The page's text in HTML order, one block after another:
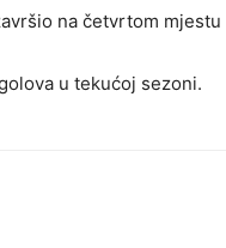
na četvrtom
u tekućoj sezoni.